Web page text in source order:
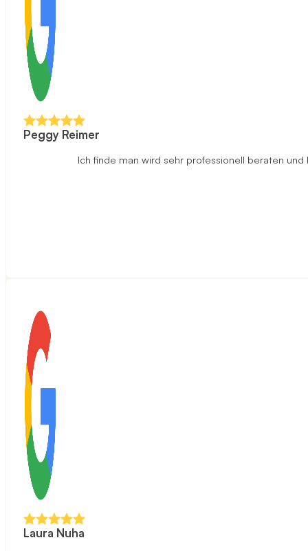
Peggy Reimer
Ich finde man wird sehr professionell beraten
Laura Nuha